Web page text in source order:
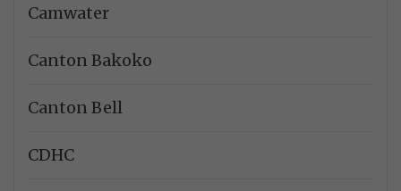
Camwater
Canton Bakoko
Canton Bell
CDHC